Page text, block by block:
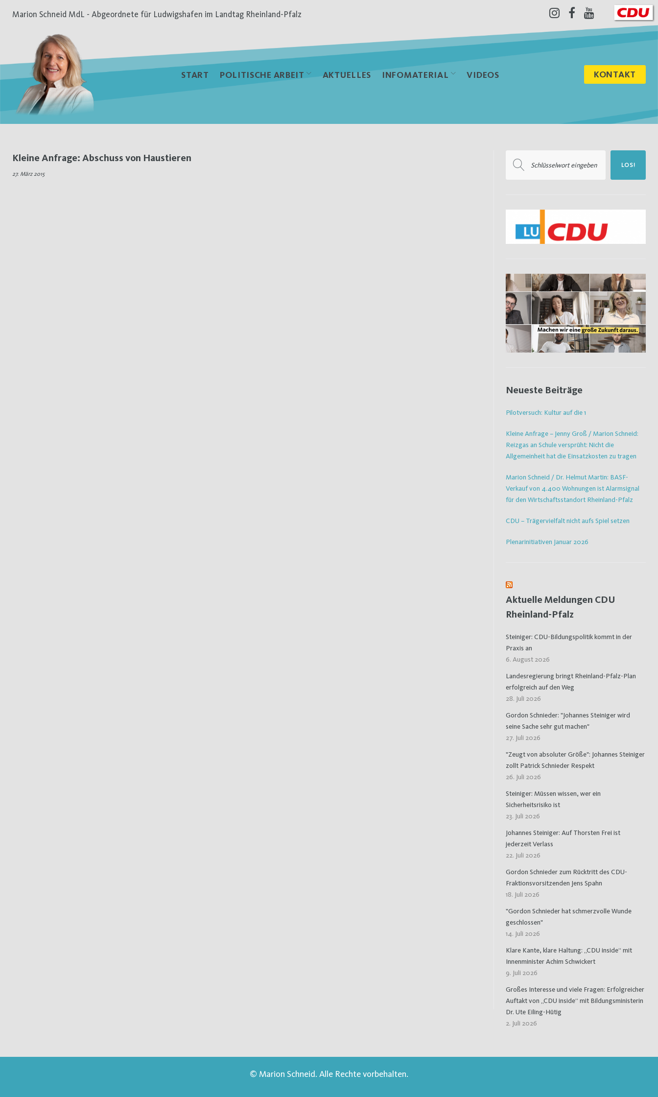
Inhalt
Marion Schneid MdL - Abgeordnete für Ludwigshafen im Landtag Rheinland-Pfalz
Instagram
Facebook
Youtube
START POLITISCHE ARBEIT AKTUELLES INFOMATERIAL VIDEOS KONTAKT
Schlagwort:
Abschuss
Kleine Anfrage: Abschuss von Haustieren
27. März 2015
nach:
LOS!
Neueste Beiträge
Pilotversuch: Kultur auf die 1
Kleine Anfrage – Jenny Groß / Marion Schneid:
Reizgas an Schule versprüht: Nicht die
Allgemeinheit hat die Einsatzkosten zu tragen
Marion Schneid / Dr. Helmut Martin: BASF-
Verkauf von 4.400 Wohnungen ist Alarmsignal
für den Wirtschaftsstandort Rheinland-Pfalz
CDU – Trägervielfalt nicht aufs Spiel setzen
Plenarinitiativen Januar 2026
Aktuelle Meldungen CDU
Rheinland-Pfalz
Steiniger: CDU-Bildungspolitik kommt in der
Praxis an
6. August 2026
Landesregierung bringt Rheinland-Pfalz-Plan
erfolgreich auf den Weg
28. Juli 2026
Gordon Schnieder: "Johannes Steiniger wird
seine Sache sehr gut machen"
27. Juli 2026
"Zeugt von absoluter Größe": Johannes Steiniger
zollt Patrick Schnieder Respekt
26. Juli 2026
Steiniger: Müssen wissen, wer ein
Sicherheitsrisiko ist
23. Juli 2026
Johannes Steiniger: Auf Thorsten Frei ist
jederzeit Verlass
22. Juli 2026
Gordon Schnieder zum Rücktritt des CDU-
Fraktionsvorsitzenden Jens Spahn
18. Juli 2026
"Gordon Schnieder hat schmerzvolle Wunde
geschlossen"
14. Juli 2026
Klare Kante, klare Haltung: „CDU inside“ mit
Innenminister Achim Schwickert
9. Juli 2026
Großes Interesse und viele Fragen: Erfolgreicher
Auftakt von „CDU inside“ mit Bildungsministerin
Dr. Ute Eiling-Hütig
2. Juli 2026
© Marion Schneid. Alle Rechte vorbehalten.